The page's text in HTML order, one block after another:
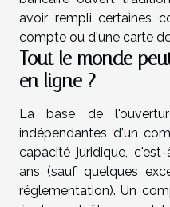
avoir rempli certaines
compte ou d'une carte
Tout le monde
en ligne ?
La base de
indépendantes d'un
capacité juridique,
ans (sauf quelques
réglementation). Un